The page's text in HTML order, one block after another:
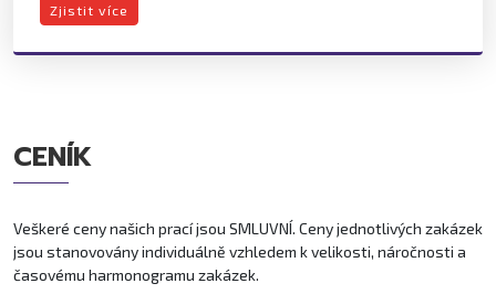
Zjistit více
CENÍK
Veškeré ceny našich prací jsou SMLUVNÍ. Ceny jednotlivých zakázek
jsou stanovovány individuálně vzhledem k velikosti, náročnosti a
časovému harmonogramu zakázek.